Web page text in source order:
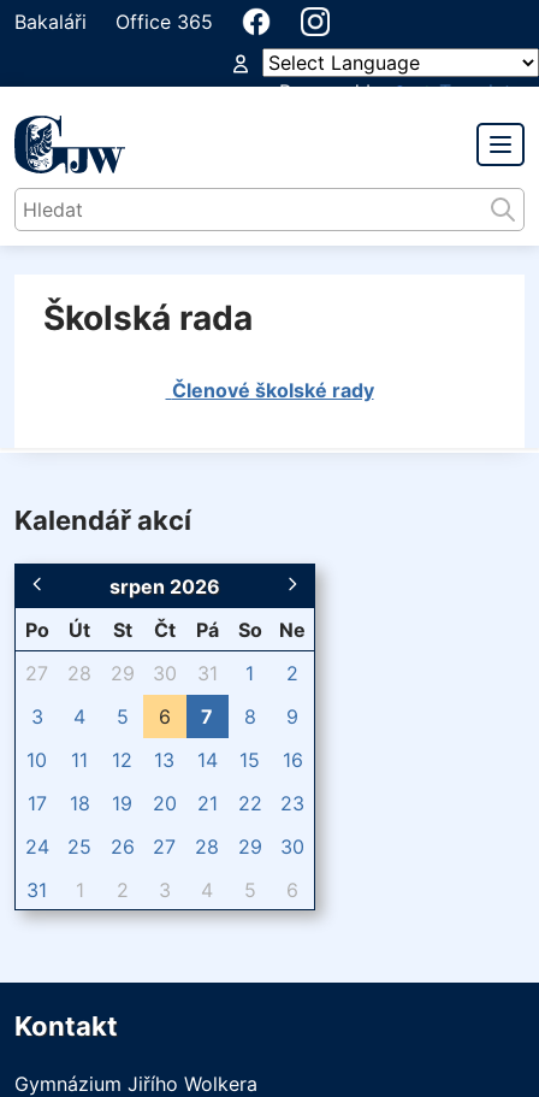
Bakaláři Office 365
Powered by
Translate
Školská rada
Členové školské rady
Kalendář akcí
srpen 2026
Po
Út St Čt Pá So
Ne
27
28 29 30 31 1
2
3
4 5 6 7 8
9
10
11 12 13 14 15
16
17
18 19 20 21 22
23
24
25 26 27 28 29
30
31
1 2 3 4 5 6
Kontakt
Gymnázium Jiřího Wolkera